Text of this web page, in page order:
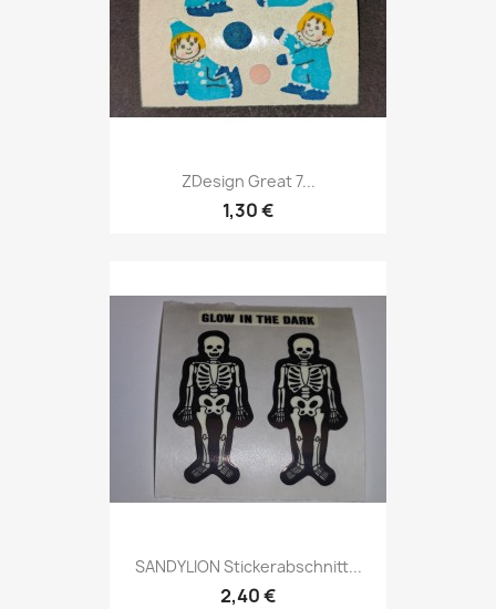
ZDesign Great 7...
1,30 €
SANDYLION Stickerabschnitt...
2,40 €